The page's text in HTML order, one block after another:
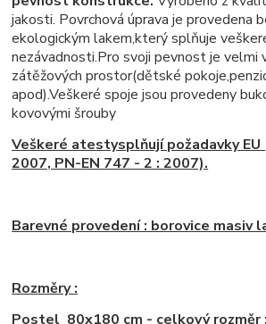
jakosti. Povrchová úprava je provedena
ekologickým lakem,který splňuje
nezávadnosti.Pro svoji pevnost je velmi
zátěžových prostor(dětské
apod).Veškeré spoje jsou provedeny
kovovými šrouby
Veškeré atestysplňují požadavky
2007, PN-EN 747 - 2 : 2007).
Barevné provedení : borovice masiv
Rozměry :
Postel 80x180 cm - celkový rozměr